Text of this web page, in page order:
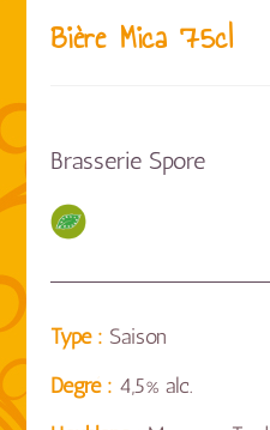
Bière Mica 75cl
Brasserie Spore
Type : Saison
Degré : 4,5% alc.